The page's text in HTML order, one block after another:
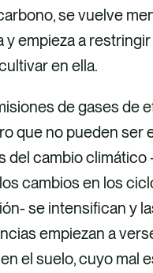
se vuelve
y empieza a
en ella.
de gases de
que no pueden ser
del cambio climático
cambios en los
se intensifican y
empiezan a
el suelo, cuyo mal